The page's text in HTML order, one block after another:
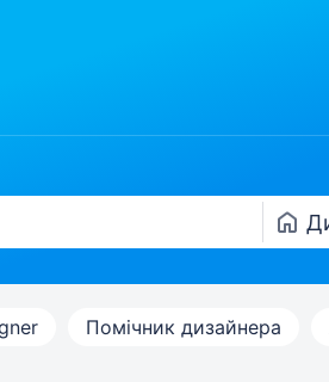
Помічник дизайнера